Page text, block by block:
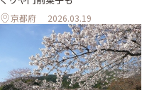
京都府 2026.03.19